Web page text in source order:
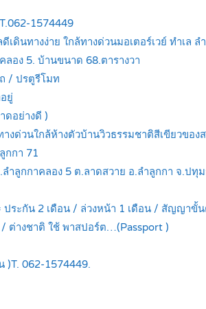
1574449
เดินทางง่าย ใกล้ทางด่วนมอเตอร์เวย์ ทำเ
อง 5. บ้านขนาด 68.ตารางวา
/ ปรตูรีโมท
ยู่
ดอย่างดี )
ด่วนใกล้ห้างตัวบ้านวิวธรรมชาติสีเขียวขอ
กกา 71
ลูกกาคลอง 5 ต.ลาดสวาย อ.ลำลูกกา จ.ปทุ
ประกัน 2 เดือน / ล่วงหน้า 1 เดือน / สัญญาขั้
/ ต่างชาติ ใช้ พาสปอร์ต…(Passport )
)T. 062-1574449.